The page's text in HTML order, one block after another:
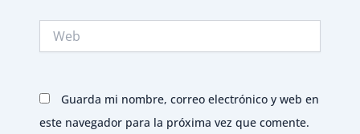
Guarda mi nombre, correo electrónico y web en
este navegador para la próxima vez que comente.